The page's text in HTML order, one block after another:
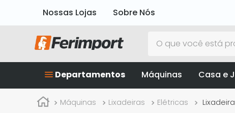
Nossas Lojas Sobre Nós
Departamentos Máquinas Casa e
Máquinas Lixadeiras Elétricas